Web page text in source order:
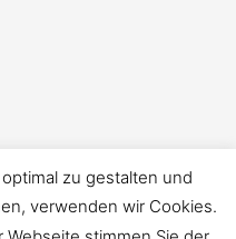
zu gestalten und
verwenden wir Cookies.